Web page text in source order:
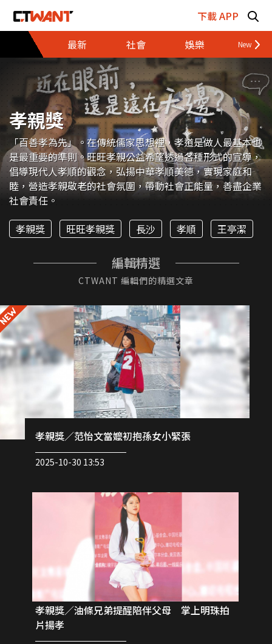
下載 APP
最新
社會 娛樂 財經
孝親獎
「百善孝為先」。在傳統儒家思想裡，孝道是做人最基本也
是最重要的準則。旺旺孝親公益希望透過各種形式的宣導，
倡導現代人孝順的觀念，弘揚中華孝順美德，實現家庭和
睦，營造孝親敬老的社會氛圍，帶動社會正能量，善盡企業
社會責任。
孝親獎
旺旺孝親獎 長沙 孝順 王亭潔
編輯精選
CTWANT 編輯們的精選文章
孝親獎／范怡文當嬤初抱孫女小緊張
2025-10-30 13:53
孝親獎／油條兄弟提醒陪伴父母 掌上明珠拍
片揚孝